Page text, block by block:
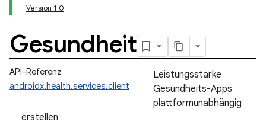
Version 1.0
Gesundheit
API-Referenz
androidx.health.services.client
Leistungsstarke
Gesundheits-Apps
plattformunabhängig
erstellen